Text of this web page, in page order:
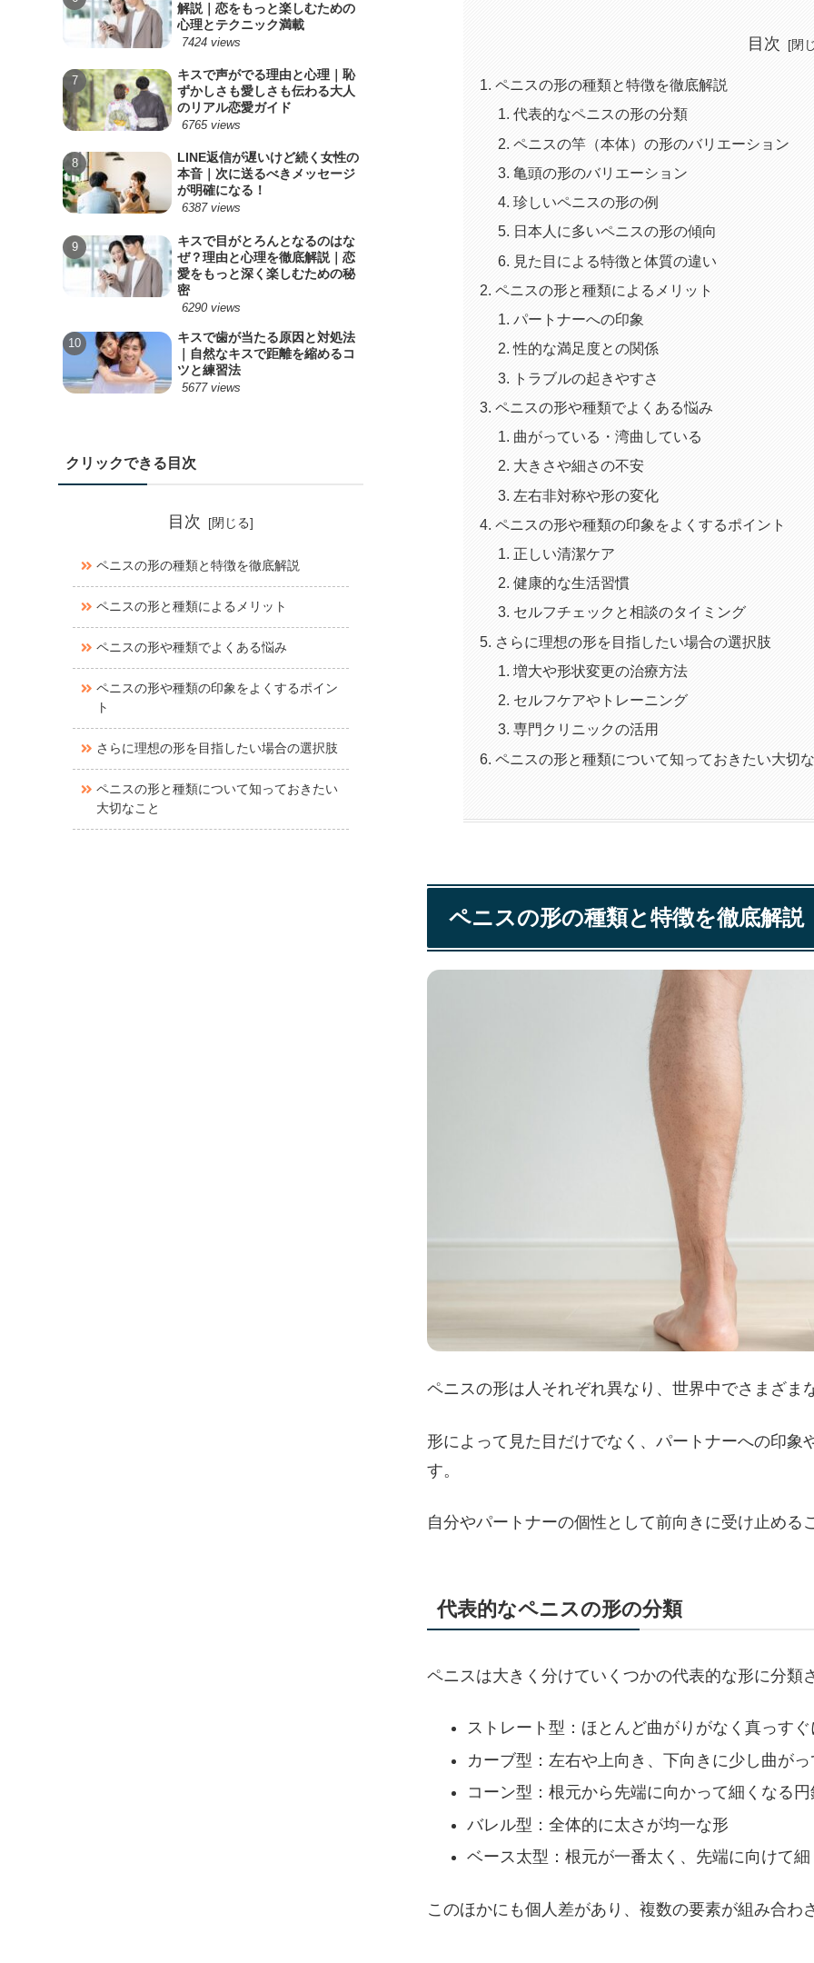
目次
ペニスの形の種類と特徴を徹底解説
代表的なペニスの形の分類
ペニスの竿（本体）の形のバリエーション
亀頭の形のバリエーション
珍しいペニスの形の例
日本人に多いペニスの形の傾向
見た目による特徴と体質の違い
ペニスの形と種類によるメリット
パートナーへの印象
性的な満足度との関係
トラブルの起きやすさ
ペニスの形や種類でよくある悩み
曲がっている・湾曲している
大きさや細さの不安
左右非対称や形の変化
ペニスの形や種類の印象をよくするポイント
正しい清潔ケア
健康的な生活習慣
セルフチェックと相談のタイミング
さらに理想の形を目指したい場合の選択肢
増大や形状変更の治療方法
セルフケアやトレーニング
専門クリニックの活用
ペニスの形と種類について知っておきたい大切
ペニスの形の種類と特徴を徹底解説
ペニスの形は人それぞれ異なり、世界中でさまざま
形によって見た目だけでなく、パートナーへの印
す。
自分やパートナーの個性として前向きに受け止める
代表的なペニスの形の分類
ペニスは大きく分けていくつかの代表的な形に分類
ストレート型：ほとんど曲がりがなく真っす
カーブ型：左右や上向き、下向きに少し曲が
コーン型：根元から先端に向かって細くなる
バレル型：全体的に太さが均一な形
ベース太型：根元が一番太く、先端に向けて
このほかにも個人差があり、複数の要素が組み合わ
解説｜恋をもっと楽しむための
心理とテクニック満載
7424 views
キスで声がでる理由と心理｜恥
ずかしさも愛しさも伝わる大人
のリアル恋愛ガイド
6765 views
LINE返信が遅いけど続く女性の
本音｜次に送るべきメッセージ
が明確になる！
6387 views
キスで目がとろんとなるのはな
ぜ？理由と心理を徹底解説｜恋
愛をもっと深く楽しむための秘
密
6290 views
キスで歯が当たる原因と対処法
｜自然なキスで距離を縮めるコ
ツと練習法
5677 views
クリックできる目次
目次
ペニスの形の種類と特徴を徹底解説
ペニスの形と種類によるメリット
ペニスの形や種類でよくある悩み
ペニスの形や種類の印象をよくするポイン
ト
さらに理想の形を目指したい場合の選択肢
ペニスの形と種類について知っておきたい
大切なこと